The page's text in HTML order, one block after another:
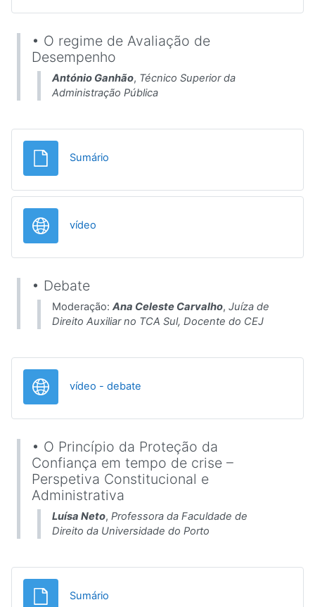
• O regime de Avaliação de
Desempenho
António Ganhão, Técnico Superior da
Administração Pública
Sumário
vídeo
• Debate
Moderação: Ana Celeste Carvalho, Juíza de
Direito Auxiliar no TCA Sul, Docente do CEJ
vídeo - debate
• O Princípio da Proteção da
Confiança em tempo de crise –
Perspetiva Constitucional e
Administrativa
Luísa Neto, Professora da Faculdade de
Direito da Universidade do Porto
Sumário